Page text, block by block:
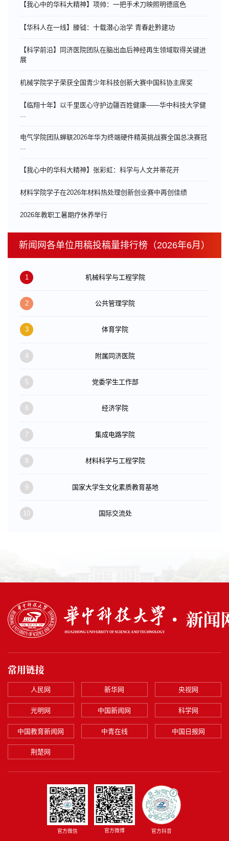
【我心中的华科大精神】项帅：一把手术刀映照明德底色
【华科人在一线】滕钺：十载潜心治学 青春赴黔建功
【科学前沿】同济医院团队在脑出血后神经再生领域取得关键进
展
机械学院学子荣获全国青少年科技创新大赛中国科协主席奖
【临翔十年】以千里医心守护边疆百姓健康——华中科技大学健
电气学院团队蝉联2026年华为终端硬件精英挑战赛全国总决赛冠
...
【我心中的华科大精神】张彩虹：科学与人文并蒂花开
材料学院学子在2026年材料热处理创新创业赛中再创佳绩
​2026年教职工暑期疗休养举行
新闻网各单位用稿投稿量排行榜（2026年6月）
1 机械科学与工程学院
2 公共管理学院
3 体育学院
4 附属同济医院
5 党委学生工作部
6 经济学院
7 集成电路学院
8 材料科学与工程学院
9 国家大学生文化素质教育基地
10 国际交流处
常用链接
人民网 新华网 央视网
光明网 中国新闻网 科学网
中国教育新闻网 中青在线 中国日报网
荆楚网
官方微信 官方微博 官方抖音